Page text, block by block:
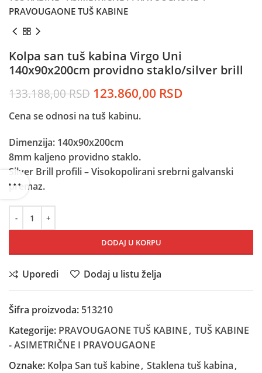
PRAVOUGAONE TUŠ KABINE
Kolpa san tuš kabina Virgo Uni
140x90x200cm providno staklo/silver brill
133.188,00RSD Originalna
je
bila:
133.188,00 RSD.
123.860,00 RSDTrenutna
Cena se odnosi na tuš kabinu.
Dimenzija: 140x90x200cm
8mm kaljeno providno staklo.
Silver Brill profili – Visokopolirani srebrni galvanski
premaz.
DODAJ U KORPU
Uporedi Dodaj u listu želja
Šifra proizvoda: 513210
Kategorije: PRAVOUGAONE TUŠ KABINE, TUŠ KABINE
- ASIMETRIČNE I PRAVOUGAONE
Oznake: Kolpa San tuš kabine, Staklena tuš kabina,